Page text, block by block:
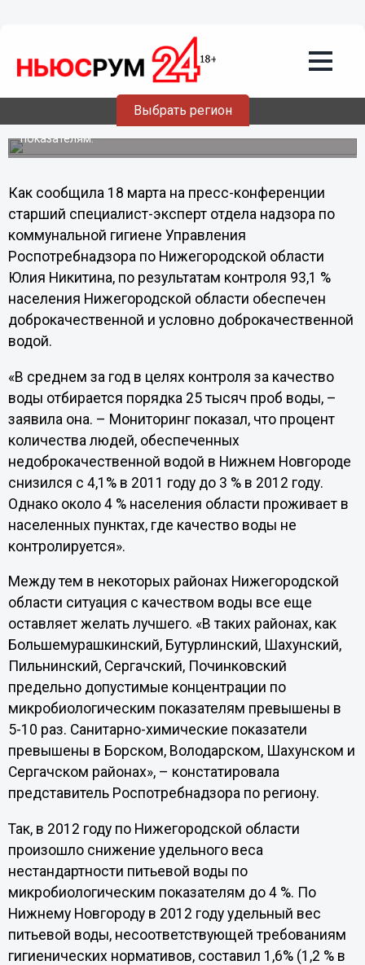
Выбрать регион
Качество воды снизилось в некоторых
районах Нижегородской области
Эксперты отмечают динамику ухудшения качества воды
по микробиологическим и санитарно-химическим
показателям.
Как сообщила 18 марта на пресс-конференции
старший специалист-эксперт отдела надзора по
коммунальной гигиене Управления
Роспотребнадзора по Нижегородской области
Юлия Никитина, по результатам контроля 93,1 %
населения Нижегородской области обеспечен
доброкачественной и условно доброкачественной
водой.
«В среднем за год в целях контроля за качество
воды отбирается порядка 25 тысяч проб воды, –
заявила она. – Мониторинг показал, что процент
количества людей, обеспеченных
недоброкачественной водой в Нижнем Новгороде
снизился с 4,1% в 2011 году до 3 % в 2012 году.
Однако около 4 % населения области проживает в
населенных пунктах, где качество воды не
контролируется».
Между тем в некоторых районах Нижегородской
области ситуация с качеством воды все еще
оставляет желать лучшего. «В таких районах, как
Большемурашкинский, Бутурлинский, Шахунский,
Пильнинский, Сергачский, Починковский
предельно допустимые концентрации по
микробиологическим показателям превышены в
5-10 раз. Санитарно-химические показатели
превышены в Борском, Володарском, Шахунском и
Сергачском районах», – констатировала
представитель Роспотребнадзора по региону.
Так, в 2012 году по Нижегородской области
произошло снижение удельного веса
нестандартности питьевой воды по
микробиологическим показателям до 4 %. По
Нижнему Новгороду в 2012 году удельный вес
питьевой воды, несоответствующей требованиям
гигиенических нормативов, составил 1,6% (1,2 % в